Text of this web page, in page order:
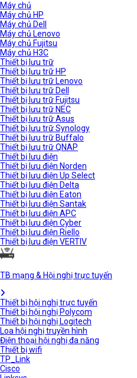
Máy chủ
Máy chủ HP
Máy chủ Dell
Máy chủ Lenovo
Máy chủ Fujitsu
Máy chủ H3C
Thiết bị lưu trữ
Thiết bị lưu trữ HP
Thiết bị lưu trữ Lenovo
Thiết bị lưu trữ Dell
Thiết bị lưu trữ Fujitsu
Thiết bị lưu trữ NEC
Thiết bị lưu trữ Asus
Thiết bị lưu trữ Synology
Thiết bị lưu trữ Buffalo
Thiết bị lưu trữ QNAP
Thiết bị lưu điện
Thiết bị lưu điện Norden
Thiết bị lưu điện Up Select
Thiết bị lưu điện Delta
Thiết bị lưu điện Eaton
Thiết bị lưu điện Santak
Thiết bị lưu điện APC
Thiết bị lưu điện Cyber
Thiết bị lưu điện Riello
Thiết bị lưu điện VERTIV
TB mạng & Hội nghị trực tuyến
Thiết bị hội nghị trực tuyến
Thiết bị hội nghị Polycom
Thiết bị hội nghị Logitech
Loa hội nghị truyền hình
Điện thoại hội nghị đa năng
Thiết bị wifi
TP_Link
Cisco